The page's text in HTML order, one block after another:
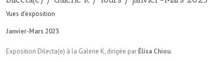
Vues d'exposition
Janvier-Mars 2023
Exposition Dilecta(e) à la Galerie K, dirigée par Élisa Chiou.